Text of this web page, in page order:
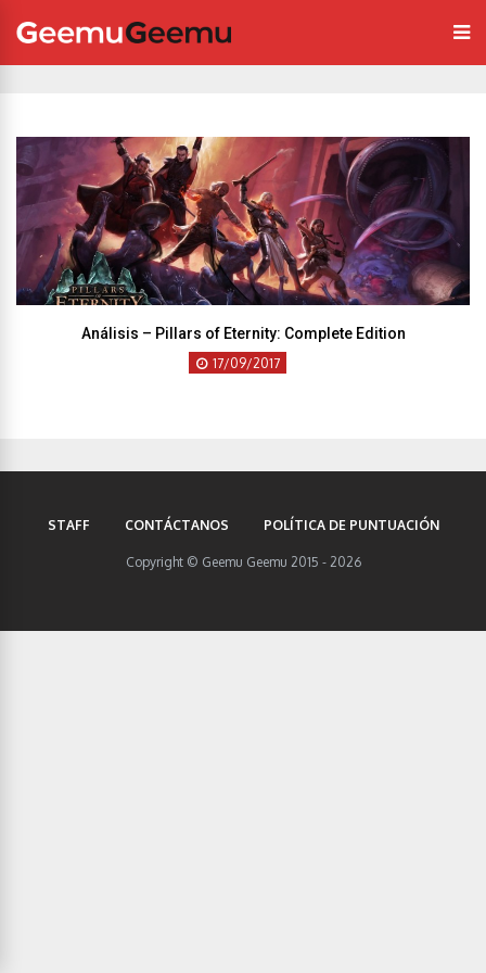
Análisis – Pillars of Eternity: Complete Edition
17/09/2017
STAFF CONTÁCTANOS POLÍTICA DE PUNTUACIÓN
Copyright © Geemu Geemu 2015 - 2026